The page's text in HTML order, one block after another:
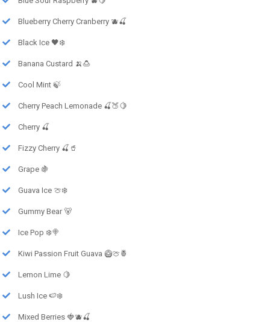
Blueberry Cherry Cranberry 🫐🍒
Black Ice 🖤❄️
Banana Custard 🍌🍮
Cool Mint 🍃
Cherry Peach Lemonade 🍒🍑🍋
Cherry 🍒
Fizzy Cherry 🍒🥤
Grape 🍇
Guava Ice 🍈❄️
Gummy Bear 🐻
Ice Pop ❄️🍭
Kiwi Passion Fruit Guava 🥝🍈🍍
Lemon Lime 🍋
Lush Ice 🍉❄️
Mixed Berries 🍓🫐🍒